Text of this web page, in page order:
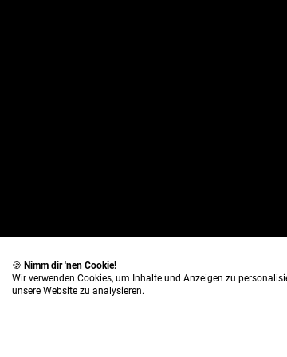
🍪 Nimm dir 'nen Cookie!
Wir verwenden Cookies, um Inhalte und Anzeigen zu
unsere Website zu analysieren.